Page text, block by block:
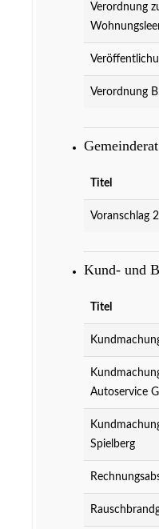
Verordnung
Verordnung
Titel
Voranschlag
Kund- und
Titel
Autoservice
Spielberg